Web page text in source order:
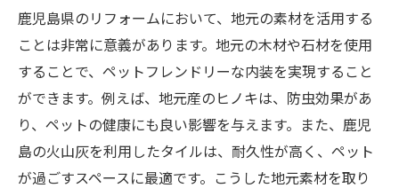
鹿児島県でのリフォーム事例：ペットのための
専用スペース作り
ペットのための快適なリビングコーナー
おしゃれで機能的なペットルームの実例
ペット専用の洗い場とケアコーナー事例
ペットが自由に動けるリフォーム事例
ペットのための収納スペース設計
鹿児島県のリフォームにおいて、地元の素材を活用する
ことは非常に意義があります。地元の木材や石材を使用
することで、ペットフレンドリーな内装を実現すること
ができます。例えば、地元産のヒノキは、防虫効果があ
り、ペットの健康にも良い影響を与えます。また、鹿児
島の火山灰を利用したタイルは、耐久性が高く、ペット
が過ごすスペースに最適です。こうした地元素材を取り